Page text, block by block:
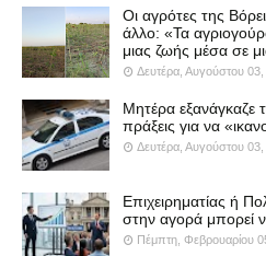
Οι αγρότες της
άλλο: «Τα
μιας ζωής μέσα σε
Δευτέρα, Αυγούστου
Μητέρα εξανάγκαζε
πράξεις για να
Δευτέρα, Αυγούστου
Επιχειρηματίας ή
στην αγορά μπορεί
Πέμπτη, Φεβρουαρίου